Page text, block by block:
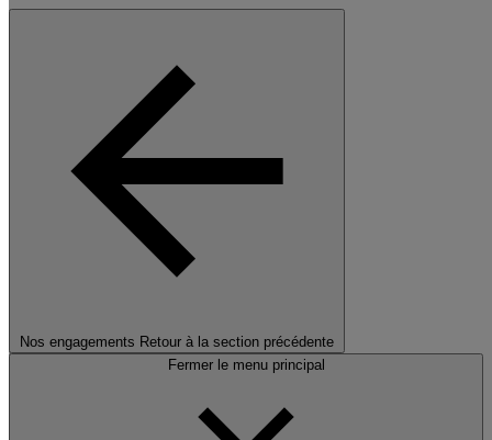
Nos engagements Retour à la section précédente
Fermer le menu principal